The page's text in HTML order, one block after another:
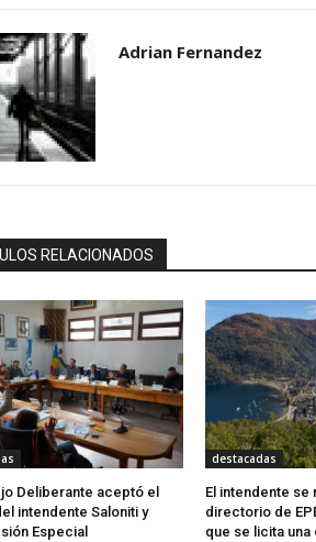
Adrian Fernandez
RELACIONADOS
Deliberante aceptó el
intendente Saloniti y
Especial
destacadas
El intendente se
directorio de
que se licita